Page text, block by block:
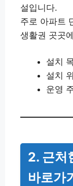
설입니다.
주로 아파트
생활권 곳곳
설치
설치
운영
2. 근처
바로가